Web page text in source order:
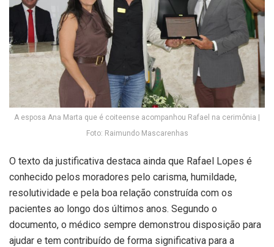
A esposa Ana Marta que é coiteense acompanhou Rafael na cerimônia |
Foto: Raimundo Mascarenhas
O texto da justificativa destaca ainda que Rafael Lopes é
conhecido pelos moradores pelo carisma, humildade,
resolutividade e pela boa relação construída com os
pacientes ao longo dos últimos anos. Segundo o
documento, o médico sempre demonstrou disposição para
ajudar e tem contribuído de forma significativa para a